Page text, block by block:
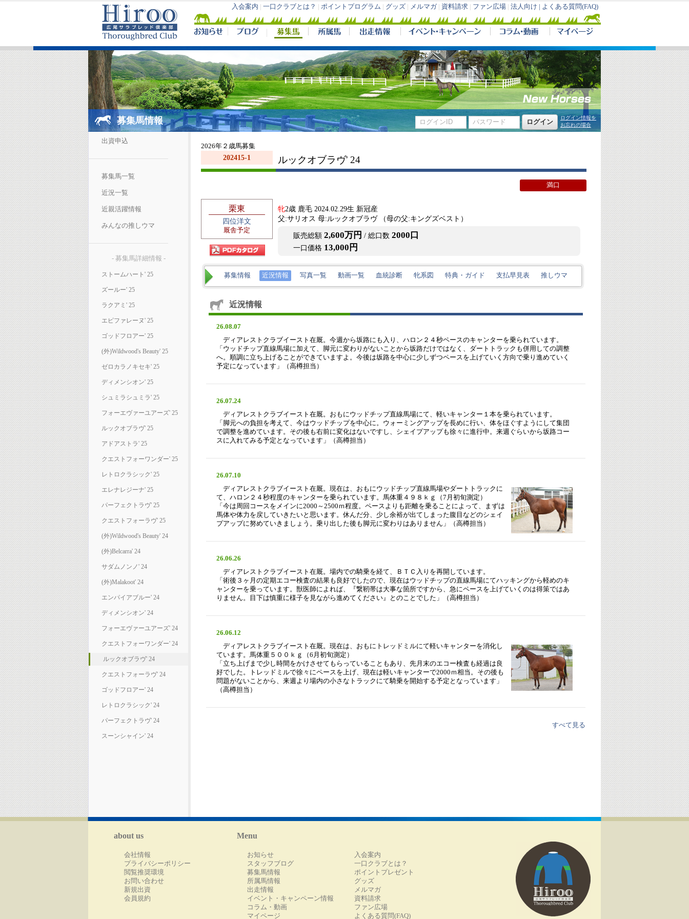
入会案内 一口クラブとは？ ポイントプログラム グッズ メルマガ| 資料請求 ファン広場 法人向け | よくある質問(FAQ)
ログイン情報を
お忘れの場合
募集馬情報
出資申込
募集馬一覧
近況一覧
近親活躍情報
みんなの推しウマ
- 募集馬詳細情報 -
ストームハート' 25
ズールー' 25
ラクアミ' 25
エピファレーヌ' 25
ゴッドフロアー' 25
(外)Wildwood's Beauty' 25
ゼロカラノキセキ' 25
ディメンシオン' 25
シュミラシュミラ' 25
フォーエヴァーユアーズ' 25
ルックオブラヴ' 25
アドアストラ' 25
クエストフォーワンダー' 25
レトロクラシック' 25
エレナレジーナ' 25
パーフェクトラヴ' 25
クエストフォーラヴ' 25
(外)Wildwood's Beauty' 24
(外)Belcarra' 24
サダムノンノ' 24
(外)Malakoot' 24
エンパイアブルー' 24
ディメンシオン' 24
フォーエヴァーユアーズ' 24
クエストフォーワンダー' 24
ルックオブラヴ' 24
クエストフォーラヴ' 24
ゴッドフロアー' 24
レトロクラシック' 24
パーフェクトラヴ' 24
スーンシャイン' 24
2026年２歳馬募集
202415-1 ルックオブラヴ' 24
満口
栗東
四位洋文
厩舎予定
牝2歳 鹿毛 2024.02.29生 新冠産
父:サリオス 母:ルックオブラヴ （母の父:キングズベスト）
販売総額 2,600万円 / 総口数 2000口
一口価格 13,000円
募集情報 近況情報 写真一覧 動画一覧 血統診断 牝系図 特典・ガイド 支払早見表 推しウマ
近況情報
26.08.07
ディアレストクラブイースト在厩。今週から坂路にも入り、ハロン２４秒ペースのキャンターを乗られています。
「ウッドチップ直線馬場に加えて、脚元に変わりがないことから坂路だけではなく、ダートトラックも併用しての調整
へ。順調に立ち上げることができていますよ。今後は坂路を中心に少しずつペースを上げていく方向で乗り進めていく
予定になっています」（高樽担当）
26.07.24
ディアレストクラブイースト在厩。おもにウッドチップ直線馬場にて、軽いキャンター１本を乗られています。
「脚元への負担を考えて、今はウッドチップを中心に。ウォーミングアップを長めに行い、体をほぐすようにして集団
で調整を進めています。その後も右前に変化はないですし、シェイプアップも徐々に進行中。来週ぐらいから坂路コー
スに入れてみる予定となっています」（高樽担当）
26.07.10
ディアレストクラブイースト在厩。現在は、おもにウッドチップ直線馬場やダートトラックに
て、ハロン２４秒程度のキャンターを乗られています。馬体重４９８ｋｇ（7月初旬測定）
「今は周回コースをメインに2000～2500ｍ程度。ペースよりも距離を乗ることによって、まずは
馬体や体力を戻していきたいと思います。休んだ分、少し余裕が出てしまった腹目などのシェイ
プアップに努めていきましょう。乗り出した後も脚元に変わりはありません」（高樽担当）
26.06.26
ディアレストクラブイースト在厩。場内での騎乗を経て、ＢＴＣ入りを再開しています。
「術後３ヶ月の定期エコー検査の結果も良好でしたので、現在はウッドチップの直線馬場にてハッキングから軽めのキ
ャンターを乗っています。獣医師によれば、『繋靭帯は大事な箇所ですから、急にペースを上げていくのは得策ではあ
りません。目下は慎重に様子を見ながら進めてください』とのことでした」（高樽担当）
26.06.12
ディアレストクラブイースト在厩。現在は、おもにトレッドミルにて軽いキャンターを消化し
ています。馬体重５００ｋｇ（6月初旬測定）
「立ち上げまで少し時間をかけさせてもらっていることもあり、先月末のエコー検査も経過は良
好でした。トレッドミルで徐々にペースを上げ、現在は軽いキャンターで2000ｍ相当。その後も
問題がないことから、来週より場内の小さなトラックにて騎乗を開始する予定となっています」
（高樽担当）
すべて見る
about us
会社情報
プライバシーポリシー
閲覧推奨環境
お問い合わせ
新規出資
会員規約
Menu
お知らせ
スタッフブログ
募集馬情報
所属馬情報
出走情報
イベント・キャンペーン情報
コラム・動画
マイページ
入会案内
一口クラブとは？
ポイントプレゼント
グッズ
メルマガ
資料請求
ファン広場
よくある質問(FAQ)